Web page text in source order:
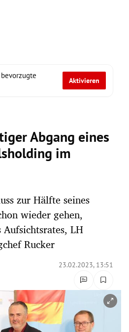
bevorzugte
Aktivieren
Abgang eines
im
zur Hälfte seines
wieder gehen,
LH
Rucker
23.02.2023, 13:51